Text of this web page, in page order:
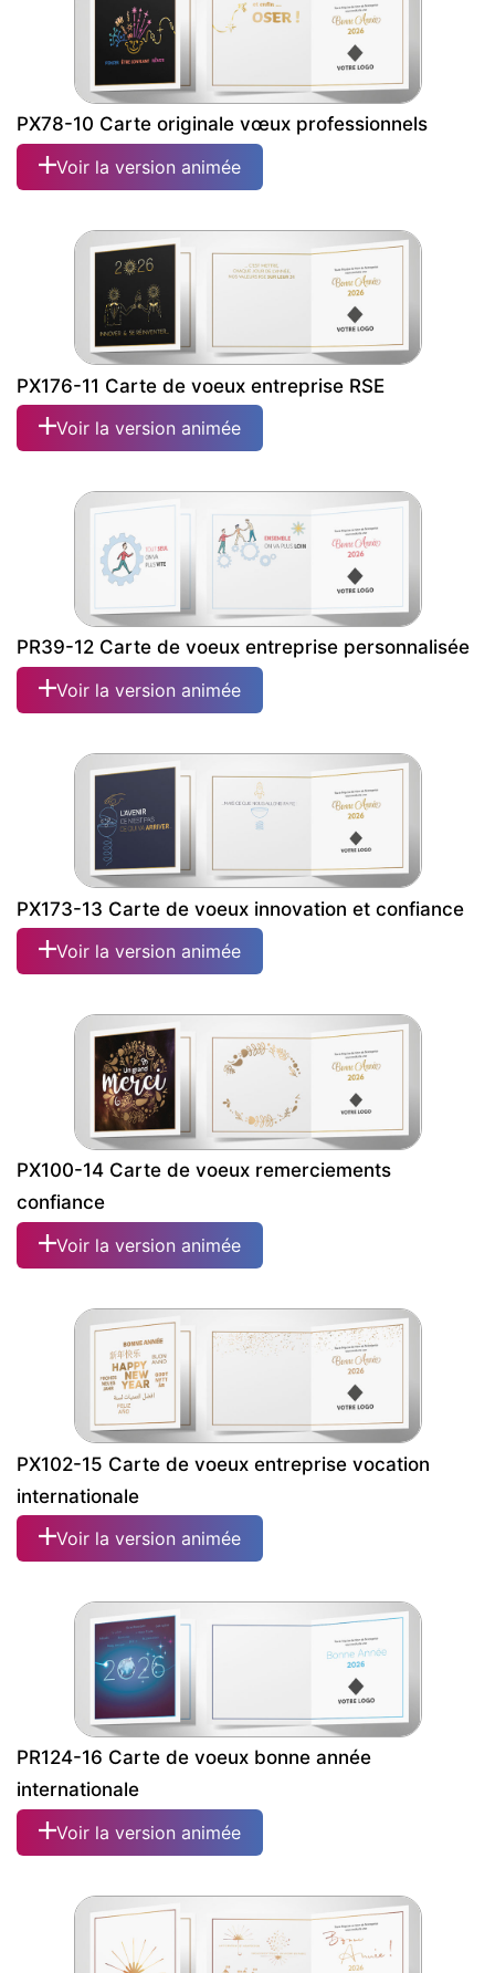
PX78-10 Carte originale vœux professionnels
Voir la version animée
PX176-11 Carte de voeux entreprise RSE
Voir la version animée
PR39-12 Carte de voeux entreprise personnalisée
Voir la version animée
PX173-13 Carte de voeux innovation et confiance
Voir la version animée
PX100-14 Carte de voeux remerciements
confiance
Voir la version animée
PX102-15 Carte de voeux entreprise vocation
internationale
Voir la version animée
PR124-16 Carte de voeux bonne année
internationale
Voir la version animée